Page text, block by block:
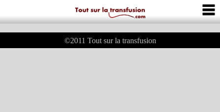
©2011 Tout sur la transfusion